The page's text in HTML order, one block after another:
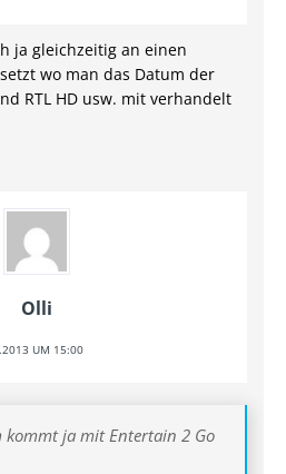
ja gleichzeitig an einen
wo man das Datum der
RTL HD usw. mit verhandelt
Olli
UM 15:00
kommt ja mit Entertain 2 Go